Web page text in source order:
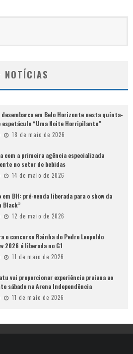
NOTÍCIAS
desembarca em Belo Horizonte nesta quinta-
espetáculo “Uma Noite Horripilante”
18 de maio de 2026
com a primeira agência especializada
no setor de bebidas
14 de maio de 2026
BH: pré-venda liberada para o show da
Black”
12 de maio de 2026
o concurso Rainha do Pedro Leopoldo
2026 é liberada no G1
11 de maio de 2026
vai proporcionar experiência praiana ao
sábado na Arena Independência
11 de maio de 2026